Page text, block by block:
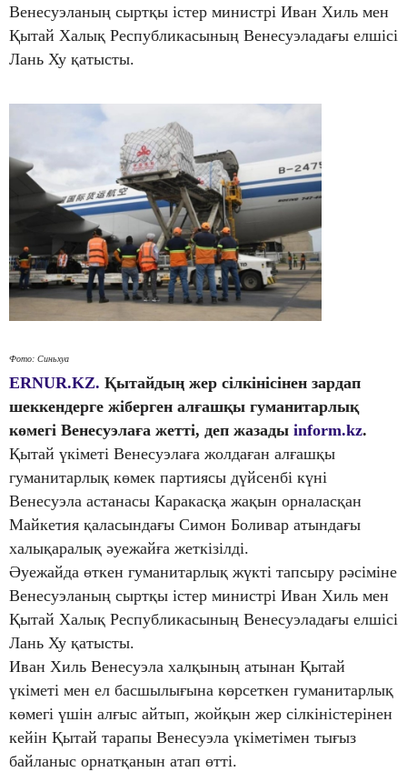
Венесуэланың сыртқы істер министрі Иван Хиль мен
Қытай Халық Республикасының Венесуэладағы елшісі
Лань Ху қатысты.
Фото: Синьхуа
ERNUR.KZ. Қытайдың жер сілкінісінен зардап
шеккендерге жіберген алғашқы гуманитарлық
көмегі Венесуэлаға жетті, деп жазады inform.kz.
Қытай үкіметі Венесуэлаға жолдаған алғашқы
гуманитарлық көмек партиясы дүйсенбі күні
Венесуэла астанасы Каракасқа жақын орналасқан
Майкетия қаласындағы Симон Боливар атындағы
халықаралық әуежайға жеткізілді.
Әуежайда өткен гуманитарлық жүкті тапсыру рәсіміне
Венесуэланың сыртқы істер министрі Иван Хиль мен
Қытай Халық Республикасының Венесуэладағы елшісі
Лань Ху қатысты.
Иван Хиль Венесуэла халқының атынан Қытай
үкіметі мен ел басшылығына көрсеткен гуманитарлық
көмегі үшін алғыс айтып, жойқын жер сілкіністерінен
кейін Қытай тарапы Венесуэла үкіметімен тығыз
байланыс орнатқанын атап өтті.